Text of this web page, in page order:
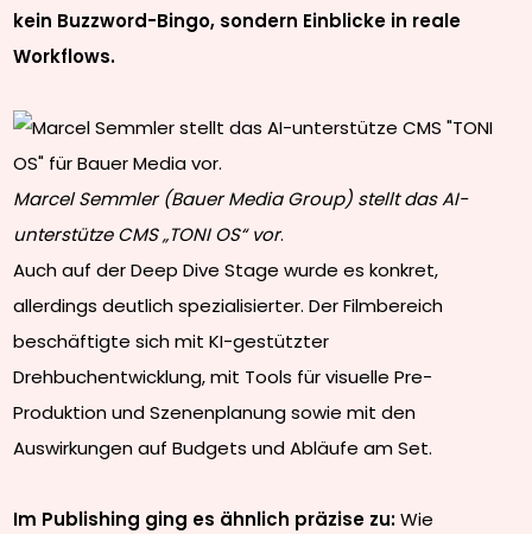
kein Buzzword-Bingo, sondern Einblicke in reale
Workflows.
Marcel Semmler (Bauer Media Group) stellt das AI-
unterstütze CMS „TONI OS“ vor.
Auch auf der Deep Dive Stage wurde es konkret,
allerdings deutlich spezialisierter. Der Filmbereich
beschäftigte sich mit KI-gestützter
Drehbuchentwicklung, mit Tools für visuelle Pre-
Produktion und Szenenplanung sowie mit den
Auswirkungen auf Budgets und Abläufe am Set.
Im Publishing ging es ähnlich präzise zu:Wie